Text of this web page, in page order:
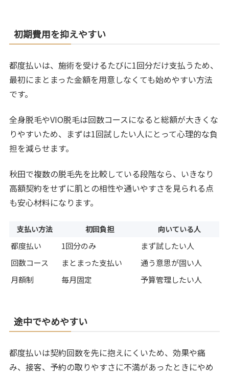
初期費用を抑えやすい
都度払いは、施術を受けるたびに1回分だけ支払うため、
最初にまとまった金額を用意しなくても始めやすい方法
です。
全身脱毛やVIO脱毛は回数コースになると総額が大きくな
りやすいため、まずは1回試したい人にとって心理的な負
担を減らせます。
秋田で複数の脱毛先を比較している段階なら、いきなり
高額契約をせずに肌との相性や通いやすさを見られる点
も安心材料になります。
支払い方法 初回負担 向いている人
都度払い 1回分のみ
まず試したい人
回数コース
まとまった支払い
通う意思が固い人
月額制
毎月固定 予算管理したい人
途中でやめやすい
都度払いは契約回数を先に抱えにくいため、効果や痛
み、接客、予約の取りやすさに不満があったときにやめ